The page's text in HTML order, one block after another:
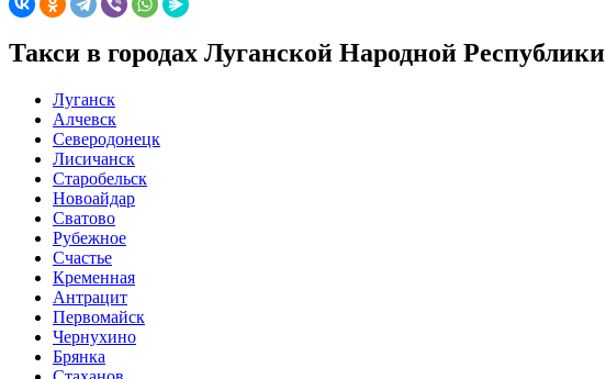
Такси в городах Луганской Народной Республики
Луганск
Алчевск
Северодонецк
Лисичанск
Старобельск
Новоайдар
Сватово
Рубежное
Счастье
Кременная
Антрацит
Первомайск
Чернухино
Брянка